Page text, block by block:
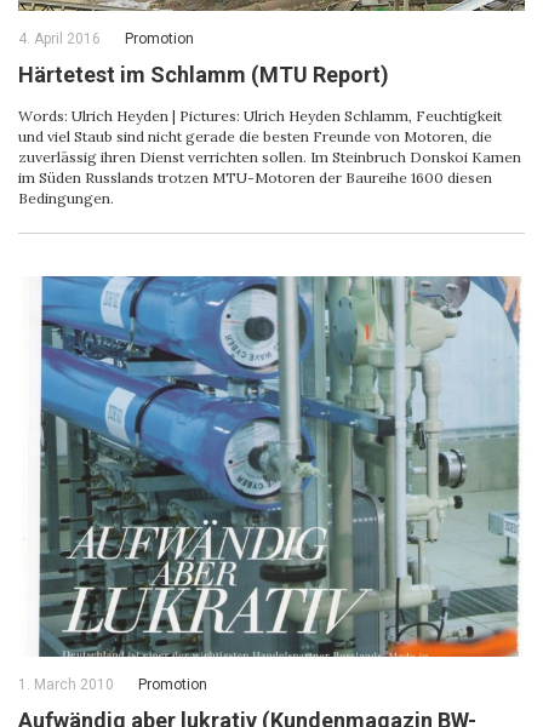
4. April 2016 Promotion
Härtetest im Schlamm (MTU Report)
Words: Ulrich Heyden | Pictures: Ulrich Heyden Schlamm, Feuchtigkeit
und viel Staub sind nicht gerade die besten Freunde von Motoren, die
zuverlässig ihren Dienst verrichten sollen. Im Steinbruch Donskoi Kamen
im Süden Russlands trotzen MTU-Motoren der Baureihe 1600 diesen
Bedingungen.
1. March 2010 Promotion
Aufwändig aber lukrativ (Kundenmagazin BW-